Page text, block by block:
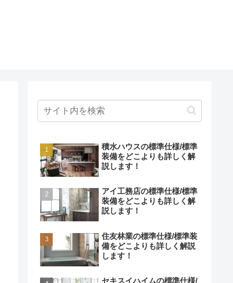
積水ハウスの標準仕様/標準
装備をどこよりも詳しく解
説します！
アイ工務店の標準仕様/標準
装備をどこよりも詳しく解
説します！
住友林業の標準仕様/標準装
備をどこよりも詳しく解説
します！
セキスイハイムの標準仕様/